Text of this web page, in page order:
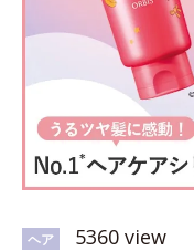
ヘア 5360 view